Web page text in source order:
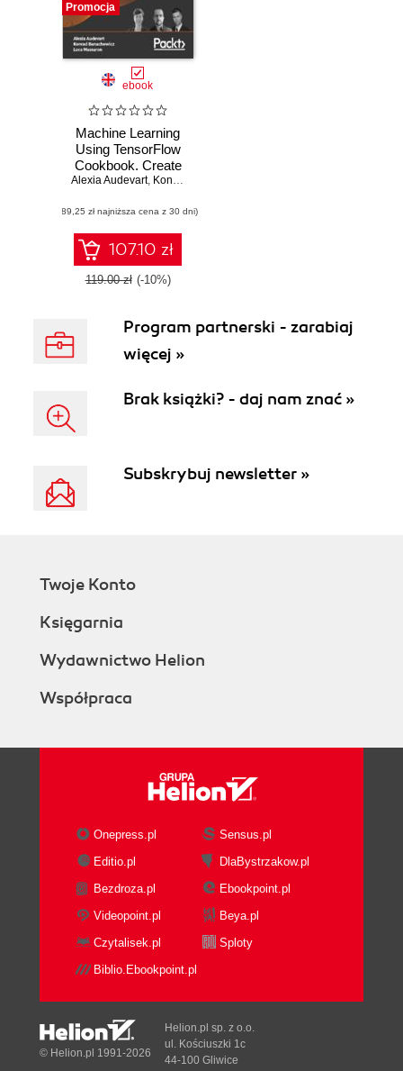
Promocja
ebook
Machine Learning
Using TensorFlow
Cookbook. Create
powerful machine
with TensorFlow
Alexia Audevart, Konrad Banachewicz
(89,25 zł najniższa cena z 30 dni)
107.10 zł
119.00 zł (-10%)
Program partnerski - zarabiaj
więcej »
Brak książki? - daj nam znać »
Subskrybuj newsletter »
Twoje Konto
Księgarnia
Wydawnictwo Helion
Współpraca
Onepress.pl
Sensus.pl
Editio.pl
DlaBystrzakow.pl
Bezdroza.pl
Ebookpoint.pl
Videopoint.pl
Beya.pl
Czytalisek.pl
Sploty
Biblio.Ebookpoint.pl
© Helion.pl 1991-2026
Helion.pl sp. z o.o.
ul. Kościuszki 1c
44-100 Gliwice